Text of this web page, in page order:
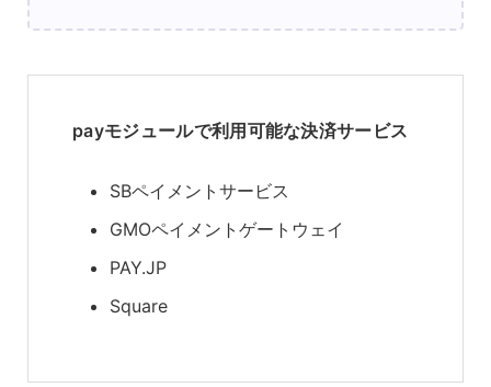
payモジュールで利用可能な決済サービス
SBペイメントサービス
GMOペイメントゲートウェイ
PAY.JP
Square